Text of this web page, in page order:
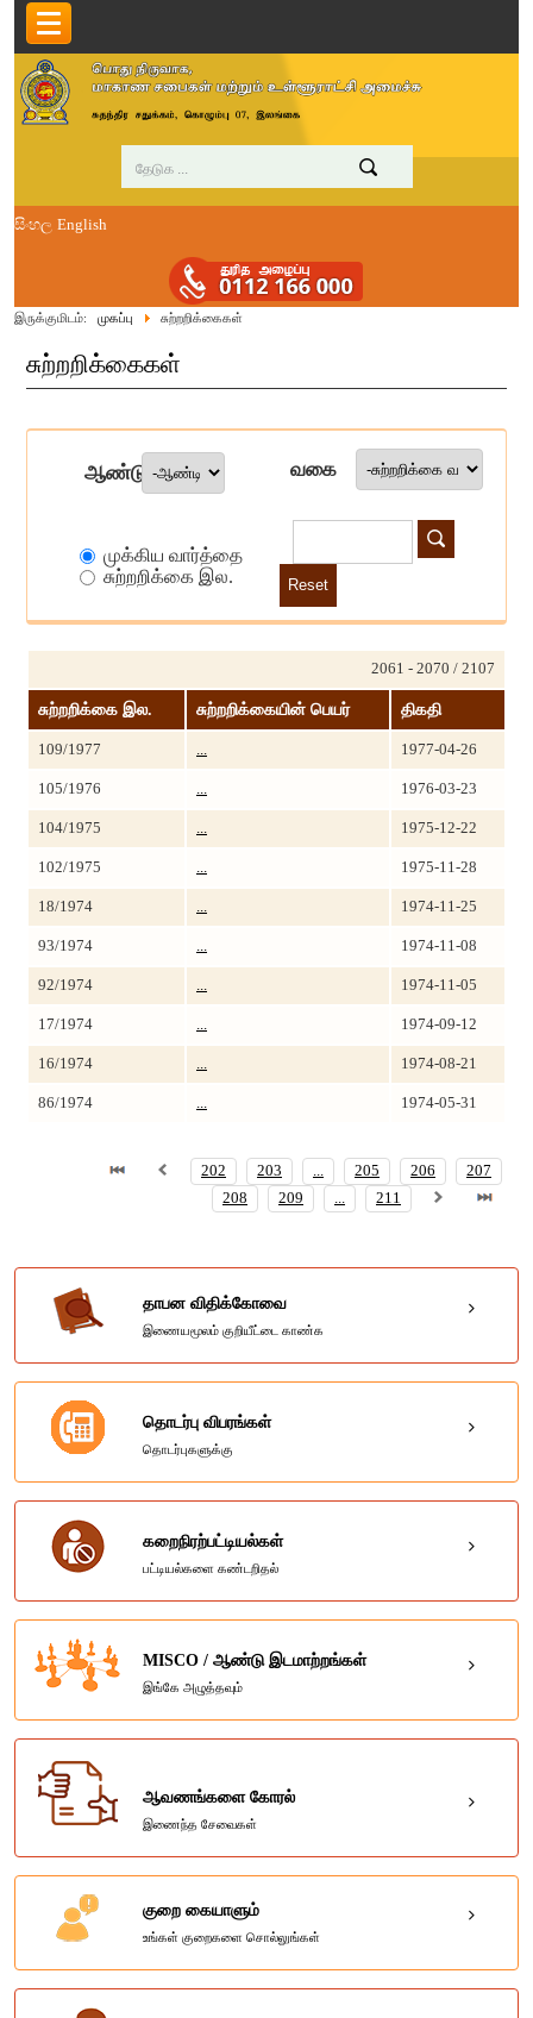
සිංහල English
இருக்குமிடம்: முகப்பு சுற்றறிக்கைகள்
சுற்றறிக்கைகள்
ஆண்டு வகை
முக்கிய வார்த்தை
சுற்றறிக்கை இல.
Reset
2061 - 2070 / 2107
சுற்றறிக்கை இல. சுற்றறிக்கையின் பெயர் திகதி
109/1977 ... 1977-04-26
105/1976 ... 1976-03-23
104/1975 ... 1975-12-22
102/1975 ... 1975-11-28
18/1974 ... 1974-11-25
93/1974 ... 1974-11-08
92/1974 ... 1974-11-05
17/1974 ... 1974-09-12
16/1974 ... 1974-08-21
86/1974 ... 1974-05-31
202 203 ... 205 206
207
208
209 ... 211
தாபன விதிக்கோவை
இணையமூலம் குறியீட்டை காண்க
தொடர்பு விபரங்கள்
தொடர்புகளுக்கு
கறைநிரற்பட்டியல்கள்
பட்டியல்களை கண்டறிதல்
MISCO / ஆண்டு இடமாற்றங்கள்
இங்கே அழுத்தவும்
ஆவணங்களை கோரல்
இணைந்த சேவைகள்
குறை கையாளும்
உங்கள் குறைகளை சொல்லுங்கள்